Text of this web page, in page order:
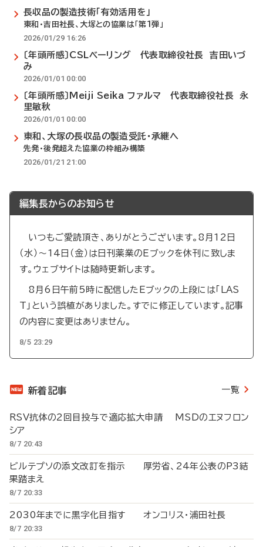
長収品の製造技術「有効活用を」
東和・吉田社長、大塚との協業は「第1弾」
2026/01/29 16:26
〔年頭所感〕CSLベーリング 代表取締役社長 吉田いづ
み
2026/01/01 00:00
〔年頭所感〕Meiji Seika ファルマ 代表取締役社長 永
里敏秋
2026/01/01 00:00
東和、大塚の長収品の製造受託・承継へ
先発・後発超えた協業の枠組み構築
2026/01/21 21:00
編集長からのお知らせ
いつもご愛読頂き、ありがとうございます。8月12日
（水）～14日（金）は日刊薬業のEブックを休刊に致しま
す。ウェブサイトは随時更新します。
8月6日午前5時に配信したEブックの上段には「LAS
T」という誤植がありました。すでに修正しています。記事
の内容に変更はありません。
8/5 23:29
新着記事 一覧
RSV抗体の2回目投与で適応拡大申請 MSDのエヌフロン
シア
8/7 20:43
ビルテプソの添文改訂を指示 厚労省、24年公表のP3結
果踏まえ
8/7 20:33
2030年までに黒字化目指す オンコリス・浦田社長
8/7 20:33